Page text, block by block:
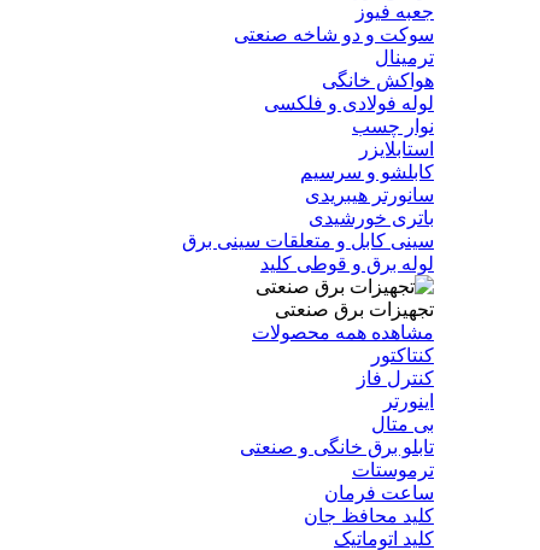
جعبه فیوز
سوکت و دو شاخه صنعتی
ترمینال
هواکش خانگی
لوله فولادی و فلکسی
نوار چسب
استابلایزر
کابلشو و سرسیم
سانورتر هیبریدی
باتری خورشیدی
سینی کابل و متعلقات سینی برق
لوله برق و قوطی کلید
تجهیزات برق صنعتی
مشاهده همه محصولات
کنتاکتور
کنترل فاز
اینورتر
بی متال
تابلو برق خانگی و صنعتی
ترموستات
ساعت فرمان
کلید محافظ جان
کلید اتوماتیک